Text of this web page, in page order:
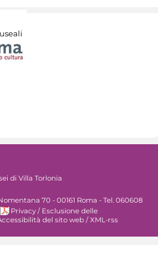
di Villa Torlonia
70 - 00161 Roma - Tel. 060608
Privacy / Esclusione delle
del sito web / XML-rss